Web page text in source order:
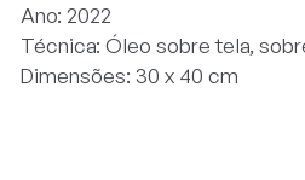
Ano: 2022
Técnica: Óleo sobre tela,
Dimensões: 30 x 40 cm